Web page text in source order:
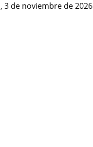
3 de noviembre de 2026